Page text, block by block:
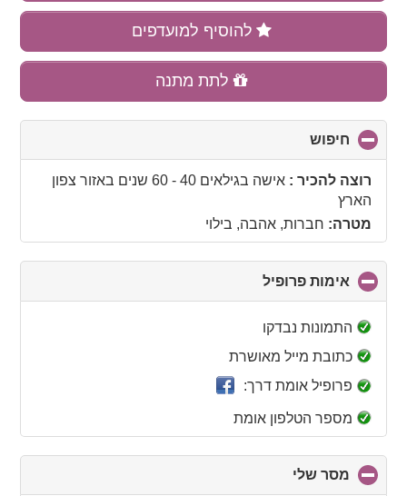
להוסיף למועדפים
לתת מתנה
חיפוש
to
collapseרוצה להכיר :אישה בגילאים 40 - 60 שנים באזור צפון
הארץ
מטרה: חברות, אהבה, בילוי
אימות פרופיל
to
התמונות נבדקו
כתובת מייל מאושרת
פרופיל אומת דרך:
מספר הטלפון אומת
מסר שלי
to